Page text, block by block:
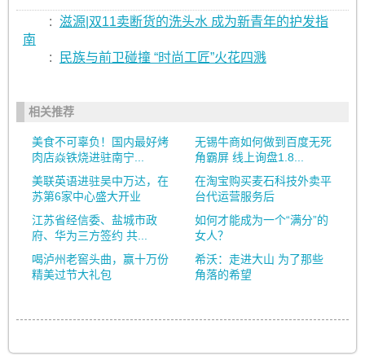
: 滋源|双11卖断货的洗头水 成为新青年的护发指
南
:
民族与前卫碰撞 “时尚工匠”火花四溅
相关推荐
美食不可辜负！国内最好烤
肉店焱铁烧进驻南宁...
无锡牛商如何做到百度无死
角霸屏 线上询盘1.8...
美联英语进驻吴中万达，在
苏第6家中心盛大开业
在淘宝购买麦石科技外卖平
台代运营服务后
江苏省经信委、盐城市政
府、华为三方签约 共...
如何才能成为一个“满分”的
女人？
喝泸州老窖头曲，赢十万份
精美过节大礼包
希沃：走进大山 为了那些
角落的希望